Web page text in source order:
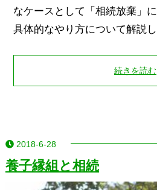
なケースとして「相続放棄」
具体的なやり方について解説し
続きを読む
2018-6-28
養子縁組と相続